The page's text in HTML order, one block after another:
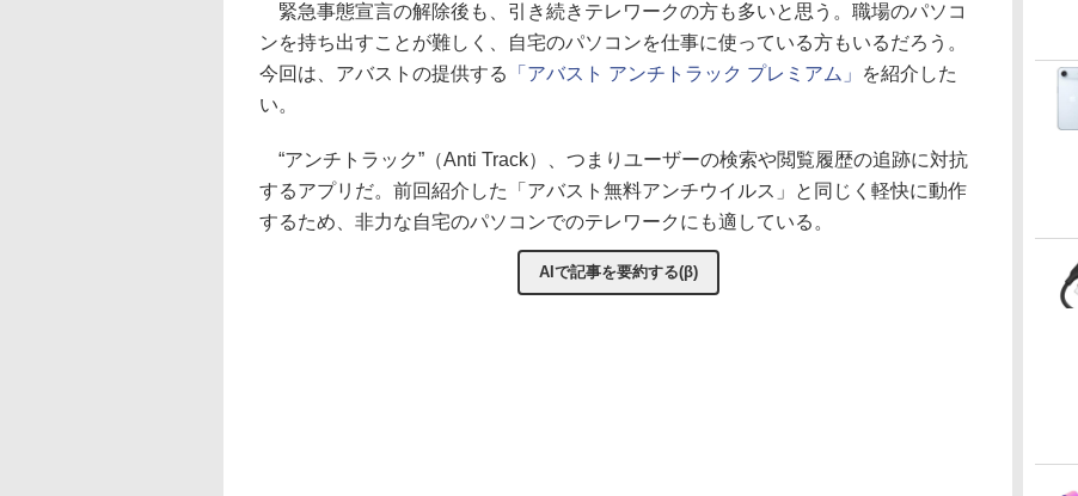
緊急事態宣言の解除後も、引き続きテレワークの方も多いと思う。職場のパソコ
ンを持ち出すことが難しく、自宅のパソコンを仕事に使っている方もいるだろう。
今回は、アバストの提供する
「アバスト アンチトラック プレミアム」
を紹介した
い。
“アンチトラック”（Anti Track）、つまりユーザーの検索や閲覧履歴の追跡に対抗
するアプリだ。前回紹介した「アバスト無料アンチウイルス」と同じく軽快に動作
するため、非力な自宅のパソコンでのテレワークにも適している。
AIで記事を要約する(β)